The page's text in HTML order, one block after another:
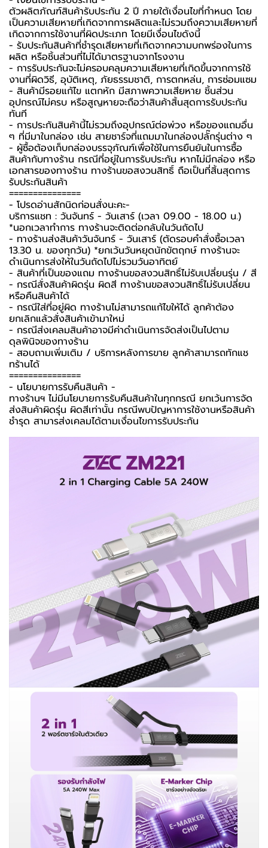
ตัวผลิตภัณฑ์สินค้ารับประกัน 2 ปี ภายใต้เงื่อนไขที่กำหนด โดย
เป็นความเสียหายที่เกิดจากการผลิตและไม่รวมถึงความเสียหายที่
เกิดจากการใช้งานที่ผิดประเภท โดยมีเงื่อนไขดังนี้
- รับประกันสินค้าที่ชำรุดเสียหายที่เกิดจากความบกพร่องในการ
ผลิต หรือชิ้นส่วนที่ไม่ได้มาตรฐานจากโรงงาน
- การรับประกันจะไม่ครอบคลุมความเสียหายที่เกิดขึ้นจากการใช้
งานที่ผิดวิธี, อุบัติเหตุ, ภัยธรรมชาติ, การตกหล่น, การซ่อมแซม
- สินค้ามีรอยแก้ไข แตกหัก มีสภาพความเสียหาย ชิ้นส่วน
อุปกรณ์ไม่ครบ หรือสูญหายจะถือว่าสินค้าสิ้นสุดการรับประกัน
ทันที
- การประกันสินค้านี้ไม่รวมถึงอุปกรณ์ต่อพ่วง หรือของแถมอื่น
ๆ ที่มีมาในกล่อง เช่น สายชาร์จที่แถมมาในกล่องปลั๊กรุ่นต่าง ๆ
-️ ผู้ซื้อต้องเก็บกล่องบรรจุภัณฑ์เพื่อใช้ในการยืนยันในการซื้อ
สินค้ากับทางร้าน กรณีที่อยู่ในการรับประกัน หากไม่มีกล่อง หรือ
เอกสารของทางร้าน ทางร้านขอสงวนสิทธิ์ ถือเป็นที่สิ้นสุดการ
รับประกันสินค้า
===============
-️ โปรดอ่านสักนิดก่อนสั่งนะคะ-️
บริการแชท : วันจันทร์ - วันเสาร์ (เวลา 09.00 - 18.00 น.)
*นอกเวลาทำการ ทางร้านจะติดต่อกลับในวันถัดไป
- ทางร้านส่งสินค้าวันจันทร์ - วันเสาร์ (ตัดรอบคำสั่งซื้อเวลา
13.30 น. ของทุกวัน) *ยกเว้นวันหยุดนักขัตฤกษ์ ทางร้านจะ
ดำเนินการส่งให้ในวันถัดไปไม่รวมวันอาทิตย์
- สินค้าที่เป็นของแถม ทางร้านขอสงวนสิทธิ์ไม่รับเปลี่ยนรุ่น / สี
- กรณีสั่งสินค้าผิดรุ่น ผิดสี ทางร้านขอสงวนสิทธิ์ไม่รับเปลี่ยน
หรือคืนสินค้าได้
- กรณีใส่ที่อยู่ผิด ทางร้านไม่สามารถแก้ไขให้ได้ ลูกค้าต้อง
ยกเลิกแล้วสั่งสินค้าเข้ามาใหม่
- กรณีส่งเคลมสินค้าอาจมีค่าดำเนินการจัดส่งเป็นไปตาม
ดุลพินิจของทางร้าน
- สอบถามเพิ่มเติม / บริการหลังการขาย ลูกค้าสามารถทักแช
ทร้านได้
===============
-️ นโยบายการรับคืนสินค้า -️
ทางร้านฯ ไม่มีนโยบายการรับคืนสินค้าในทุกกรณี ยกเว้นการจัด
ส่งสินค้าผิดรุ่น ผิดสีเท่านั้น กรณีพบปัญหาการใช้งานหรือสินค้า
ชำรุด สามารส่งเคลมได้ตามเงื่อนไขการรับประกัน